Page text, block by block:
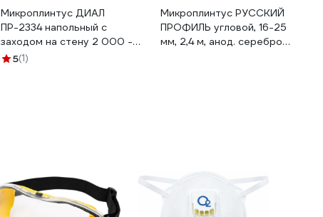
Микроплинтус ДИАЛ
ПР-2334 напольный с
заходом на стену 2 000 -
6063 Т6 серебро матовое
5(1)
Микроплинтус РУССКИЙ
ПРОФИЛЬ угловой, 16-25
мм, 2,4 м, анод. серебро,